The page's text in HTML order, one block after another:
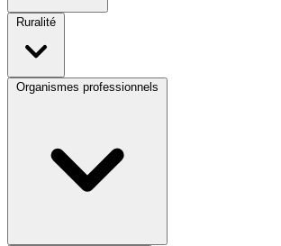
Ruralité
Organismes professionnels